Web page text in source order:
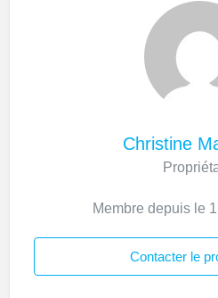
Christine
Membre depuis le
Contacter le